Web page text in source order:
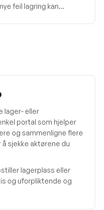
feil lagring kan...
lager- eller
portal som hjelper
og sammenligne flere
å sjekke aktørene du
lagerplass eller
og uforpliktende og